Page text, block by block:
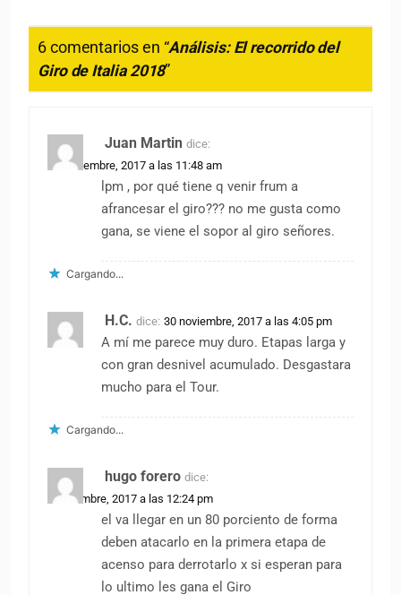
6 comentarios en “Análisis: El recorrido del
Giro de Italia 2018”
Juan Martin dice:
30 noviembre, 2017 a las 11:48 am
lpm , por qué tiene q venir frum a
afrancesar el giro??? no me gusta como
gana, se viene el sopor al giro señores.
Cargando...
H.C. dice: 30 noviembre, 2017 a las 4:05 pm
A mí me parece muy duro. Etapas larga y
con gran desnivel acumulado. Desgastara
mucho para el Tour.
Cargando...
hugo forero dice:
1 diciembre, 2017 a las 12:24 pm
el va llegar en un 80 porciento de forma
deben atacarlo en la primera etapa de
acenso para derrotarlo x si esperan para
lo ultimo les gana el Giro